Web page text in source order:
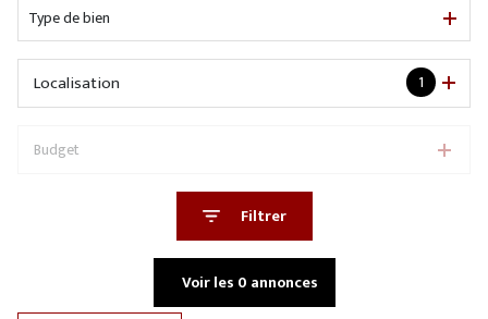
Type de bien
1
Localisation
Budget
Filtrer
Voir les 0 annonces